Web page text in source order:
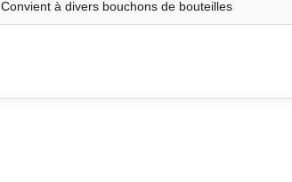
Convient à divers bouchons de bouteilles